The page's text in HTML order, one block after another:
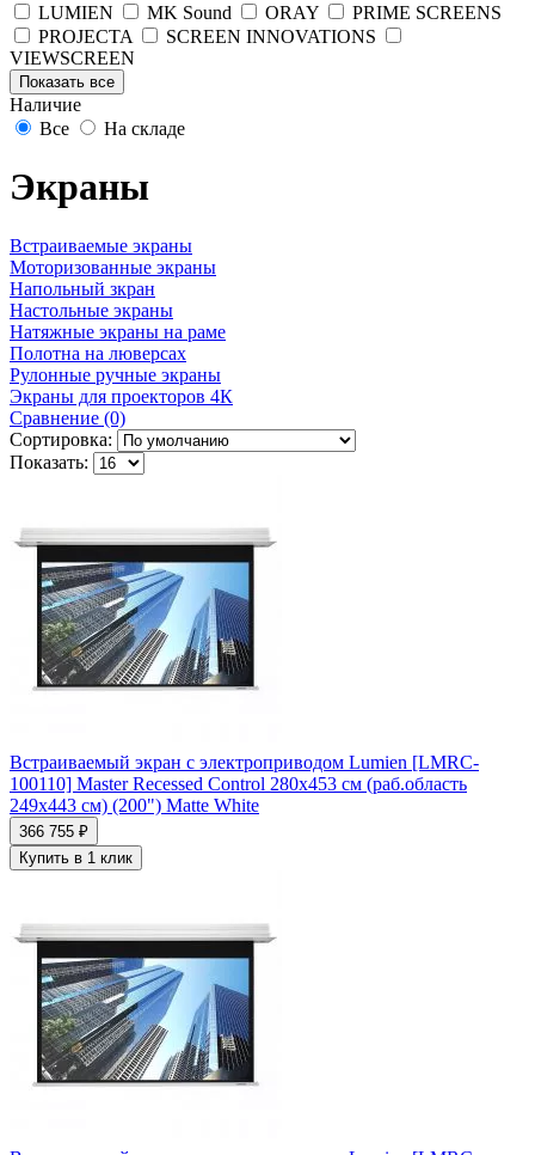
LUMIEN
MK Sound ORAY
PRIME SCREENS
PROJECTA
SCREEN INNOVATIONS
VIEWSCREEN
Показать все
Наличие
Все
На складе
Экраны
Встраиваемые экраны
Моторизованные экраны
Напольный зкран
Настольные экраны
Натяжные экраны на раме
Полотна на люверсах
Рулонные ручные экраны
Экраны для проекторов 4К
Сравнение (0)
Сортировка:
Показать:
Встраиваемый экран с электроприводом Lumien [LMRC-
100110] Master Recessed Control 280х453 см (раб.область
249x443 см) (200") Matte White
366 755 ₽
Купить в 1 клик